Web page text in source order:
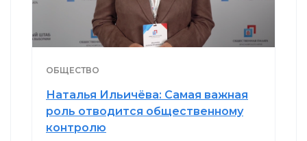
ОБЩЕСТВО
Наталья Ильичёва: Самая важная
роль отводится общественному
контролю